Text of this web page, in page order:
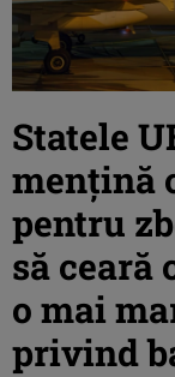
Statele
mențină
pentru
să ceară
o mai
privind